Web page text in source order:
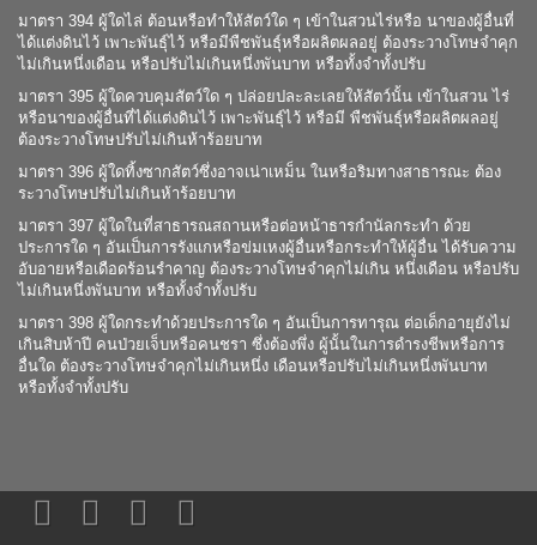
มาตรา 394 ผู้ใดไล่ ต้อนหรือทำให้สัตว์ใด ๆ เข้าในสวนไร่หรือ นาของผู้อื่นที่
ได้แต่งดินไว้ เพาะพันธุ์ไว้ หรือมีพืชพันธุ์หรือผลิตผลอยู่ ต้องระวางโทษจำคุก
ไม่เกินหนึ่งเดือน หรือปรับไม่เกินหนึ่งพันบาท หรือทั้งจำทั้งปรับ
มาตรา 395 ผู้ใดควบคุมสัตว์ใด ๆ ปล่อยปละละเลยให้สัตว์นั้น เข้าในสวน ไร่
หรือนาของผู้อื่นที่ได้แต่งดินไว้ เพาะพันธุ์ไว้ หรือมี พืชพันธุ์หรือผลิตผลอยู่
ต้องระวางโทษปรับไม่เกินห้าร้อยบาท
มาตรา 396 ผู้ใดทิ้งซากสัตว์ซึ่งอาจเน่าเหม็น ในหรือริมทางสาธารณะ ต้อง
ระวางโทษปรับไม่เกินห้าร้อยบาท
มาตรา 397 ผู้ใดในที่สาธารณสถานหรือต่อหน้าธารกำนัลกระทำ ด้วย
ประการใด ๆ อันเป็นการรังแกหรือข่มเหงผู้อื่นหรือกระทำให้ผู้อื่น ได้รับความ
อับอายหรือเดือดร้อนรำคาญ ต้องระวางโทษจำคุกไม่เกิน หนึ่งเดือน หรือปรับ
ไม่เกินหนึ่งพันบาท หรือทั้งจำทั้งปรับ
มาตรา 398 ผู้ใดกระทำด้วยประการใด ๆ อันเป็นการทารุณ ต่อเด็กอายุยังไม่
เกินสิบห้าปี คนป่วยเจ็บหรือคนชรา ซึ่งต้องพึ่ง ผู้นั้นในการดำรงชีพหรือการ
อื่นใด ต้องระวางโทษจำคุกไม่เกินหนึ่ง เดือนหรือปรับไม่เกินหนึ่งพันบาท
หรือทั้งจำทั้งปรับ